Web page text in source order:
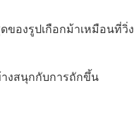
องรูปเกือกม้าเหมือนที่วิ่ง
งสนุกกับการถักขึ้น